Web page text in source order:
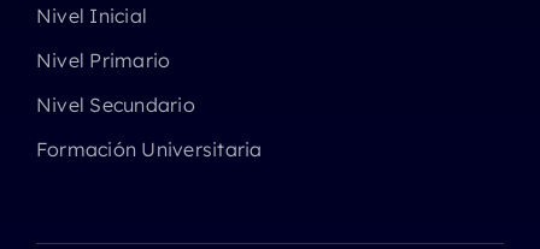
Nivel Inicial
Nivel Primario
Nivel Secundario
Formación Universitaria